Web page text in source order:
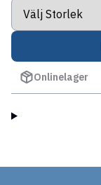
Onlinelager